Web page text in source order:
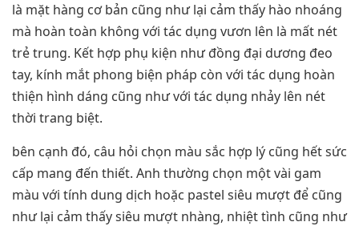
là mặt hàng cơ bản cũng như lại cảm thấy hào nhoáng
mà hoàn toàn không với tác dụng vươn lên là mất nét
trẻ trung. Kết hợp phụ kiện như đồng đại dương đeo
tay, kính mắt phong biện pháp còn với tác dụng hoàn
thiện hình dáng cũng như với tác dụng nhảy lên nét
thời trang biệt.
bên cạnh đó, câu hỏi chọn màu sắc hợp lý cũng hết sức
cấp mang đến thiết. Anh thường chọn một vài gam
màu với tính dung dịch hoặc pastel siêu mượt để cũng
như lại cảm thấy siêu mượt nhàng, nhiệt tình cũng như